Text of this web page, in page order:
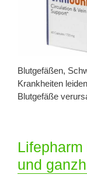
Blutgefäßen,
Krankheiten
Blutgefäße
und